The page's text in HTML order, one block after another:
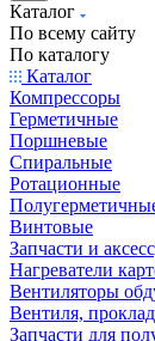
Каталог
По всему сайту
По каталогу
Каталог
Компрессоры
Герметичные
Поршневые
Спиральные
Ротационные
Винтовые
Запчасти и
Нагреватели
Вентиляторы
Вентиля,
Запчасти для